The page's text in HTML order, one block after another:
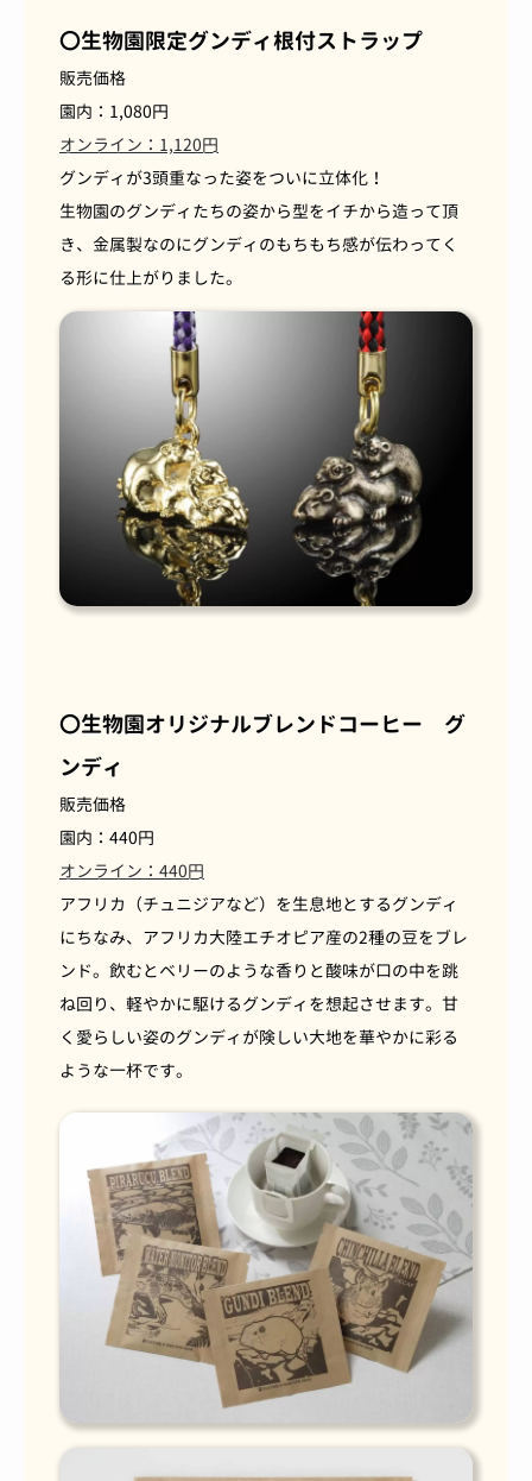
〇生物園限定グンディ根付ストラップ
販売価格
園内：1,080円
オンライン：1,120円
グンディが3頭重なった姿をついに立体化！
生物園のグンディたちの姿から型をイチから造って頂
き、金属製なのにグンディのもちもち感が伝わってく
る形に仕上がりました。
〇生物園オリジナルブレンドコーヒー グ
ンディ
販売価格
園内：440円
オンライン：440円
アフリカ（チュニジアなど）を生息地とするグンディ
にちなみ、アフリカ大陸エチオピア産の2種の豆をブレ
ンド。飲むとベリーのような香りと酸味が口の中を跳
ね回り、軽やかに駆けるグンディを想起させます。甘
く愛らしい姿のグンディが険しい大地を華やかに彩る
ような一杯です。